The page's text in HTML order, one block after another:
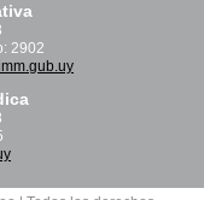
2902